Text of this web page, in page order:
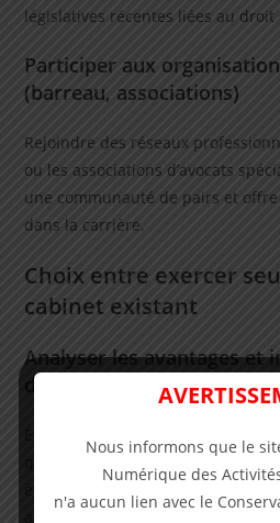
législatives récentes liées au droit
Participer aux
(barreau, associations)
Rejoindre des réseaux
ou les associations d’avocats
une communauté de pairs et
dans la carrière.
Choix entre exercer
cabinet existant
Analyser les avantages et
deux options
qu’intégrer un cabinet permet de
établie. Il s’agit donc de peser le
Nous informons que le
Numérique des
n'a aucun lien avec le